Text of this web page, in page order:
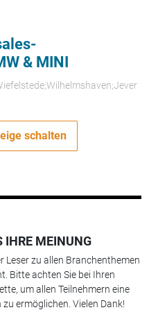
& MINI
schalten
IHRE MEINUNG
Leser zu allen Branchenthemen
Bitte achten Sie bei Ihren
um allen Teilnehmern eine
ermöglichen. Vielen Dank!